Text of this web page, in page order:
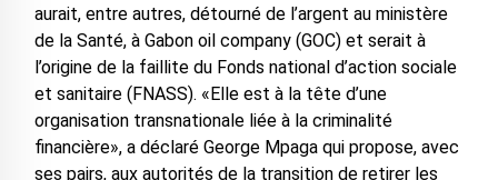
aurait, entre autres, détourné de l’argent au ministère
de la Santé, à Gabon oil company (GOC) et serait à
l’origine de la faillite du Fonds national d’action sociale
et sanitaire (FNASS). «Elle est à la tête d’une
organisation transnationale liée à la criminalité
financière», a déclaré George Mpaga qui propose, avec
ses pairs, aux autorités de la transition de retirer les